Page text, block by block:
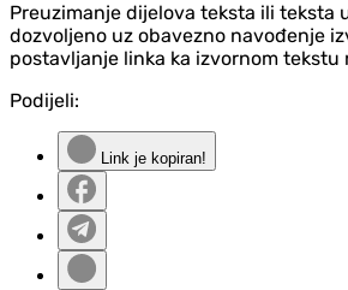
Preuzimanje dijelova teksta ili teksta
dozvoljeno uz obavezno navođenje
postavljanje linka ka izvornom tekstu
Podijeli:
Link je kopiran!